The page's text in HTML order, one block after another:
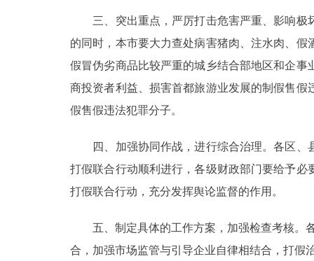
走进北京
北京概况
绿色北京
ENGLISH
DEUTSCH
三、突出重点，严厉打击危害严重、影响极
的同时，本市要大力查处病害猪肉、注水肉、
假冒伪劣商品比较严重的城乡结合部地区和企
商投资者利益、损害首都旅游业发展的制假售
假售假违法犯罪分子。
四、加强协同作战，进行综合治理。各区、
打假联合行动顺利进行，各级财政部门要给予
打假联合行动，充分发挥舆论监督的作用。
五、制定具体的工作方案，加强检查考核。各
合，加强市场监管与引导企业自律相结合，打假